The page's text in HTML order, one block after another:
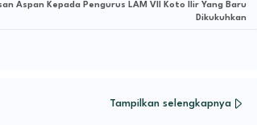
Aspan Kepada Pengurus LAM VII Koto Ilir Yang Baru
Dikukuhkan
Tampilkan selengkapnya